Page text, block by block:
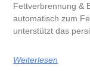
Fettverbrennung &
automatisch zum
unterstützt das
Weiterlesen